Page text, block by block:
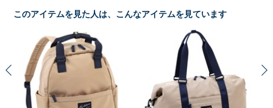
このアイテムを見た人は、こんなアイテムを見ています